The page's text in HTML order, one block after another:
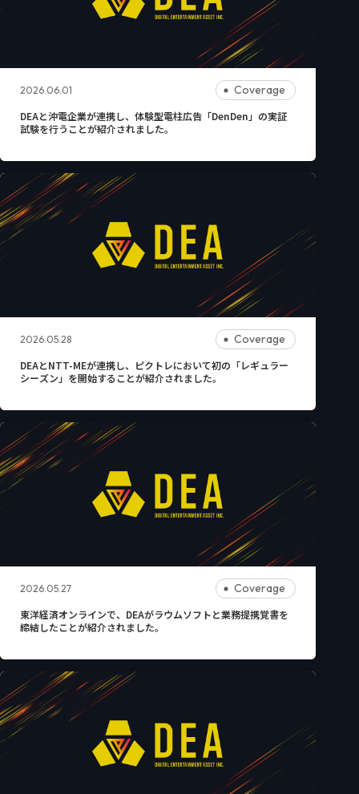
2026.06.01 Coverage
DEAと沖電企業が連携し、体験型電柱広告「DenDen」の実証
試験を行うことが紹介されました。
2026.05.28 Coverage
DEAとNTT-MEが連携し、ピクトレにおいて初の「レギュラー
シーズン」を開始することが紹介されました。
2026.05.27 Coverage
東洋経済オンラインで、DEAがラウムソフトと業務提携覚書を
締結したことが紹介されました。